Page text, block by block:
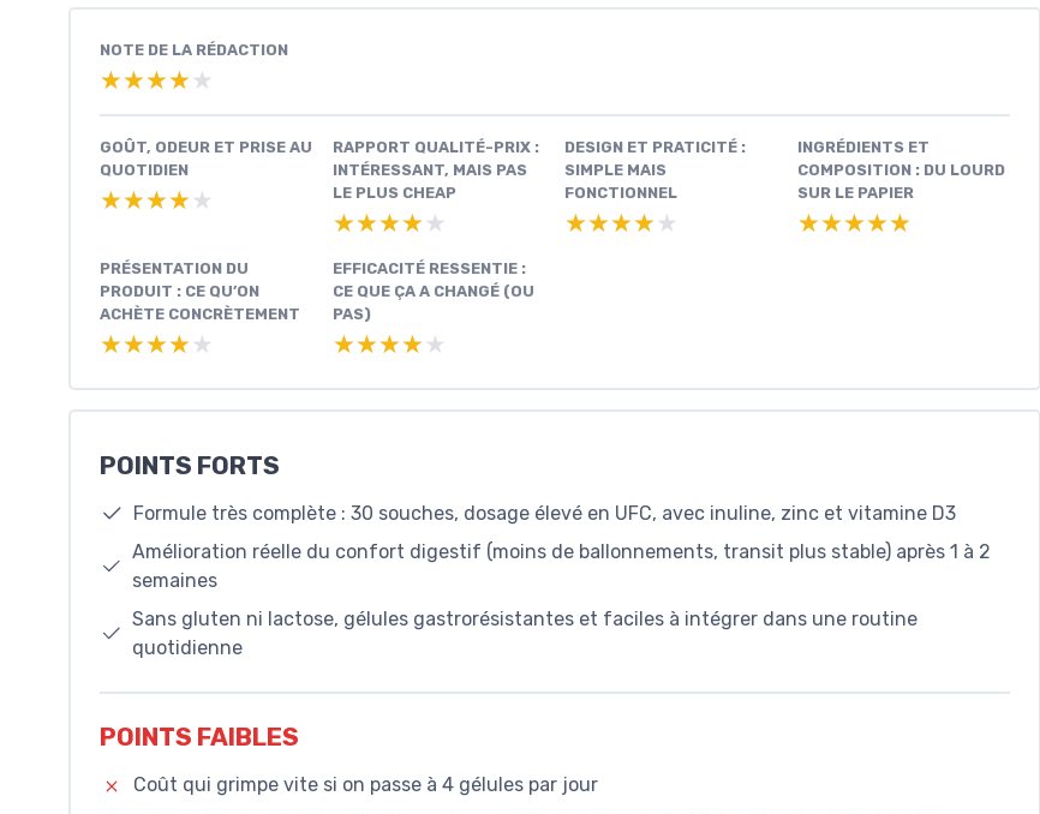
NOTE DE LA RÉDACTION
★★★★★
★★★★★
GOÛT, ODEUR ET PRISE AU
QUOTIDIEN
★★★★★
★★★★★
RAPPORT QUALITÉ-PRIX :
INTÉRESSANT, MAIS PAS
LE PLUS CHEAP
★★★★★
★★★★★
DESIGN ET PRATICITÉ :
SIMPLE MAIS
FONCTIONNEL
★★★★★
★★★★★
INGRÉDIENTS ET
COMPOSITION : DU LOURD
SUR LE PAPIER
★★★★★
★★★★★
PRÉSENTATION DU
PRODUIT : CE QU’ON
ACHÈTE CONCRÈTEMENT
★★★★★
★★★★★
EFFICACITÉ RESSENTIE :
CE QUE ÇA A CHANGÉ (OU
PAS)
★★★★★
★★★★★
POINTS FORTS
Formule très complète : 30 souches, dosage élevé en UFC, avec inuline, zinc et vitamine D3
Amélioration réelle du confort digestif (moins de ballonnements, transit plus stable) après 1 à 2
semaines
Sans gluten ni lactose, gélules gastrorésistantes et faciles à intégrer dans une routine
quotidienne
POINTS FAIBLES
Coût qui grimpe vite si on passe à 4 gélules par jour